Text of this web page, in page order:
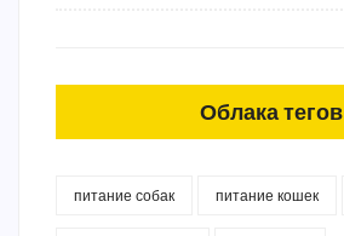
Облака тегов
питание собак питание кошек